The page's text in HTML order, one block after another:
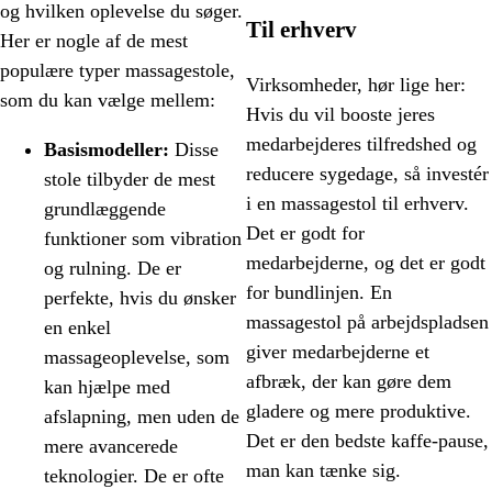
og hvilken oplevelse du søger.
Her er nogle af de mest
populære typer massagestole,
som du kan vælge mellem:
Basismodeller: Disse
stole tilbyder de mest
grundlæggende
funktioner som vibration
og rulning. De er
perfekte, hvis du ønsker
en enkel
massageoplevelse, som
kan hjælpe med
afslapning, men uden de
mere avancerede
teknologier. De er ofte
Til erhverv
Virksomheder, hør lige her:
Hvis du vil booste jeres
medarbejderes tilfredshed og
reducere sygedage, så investér
i en massagestol til erhverv.
Det er godt for
medarbejderne, og det er godt
for bundlinjen. En
massagestol på arbejdspladsen
giver medarbejderne et
afbræk, der kan gøre dem
gladere og mere produktive.
Det er den bedste kaffe-pause,
man kan tænke sig.